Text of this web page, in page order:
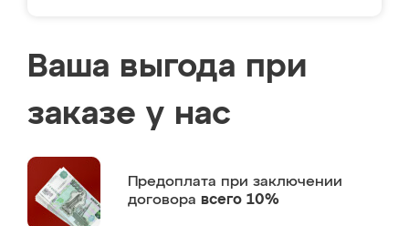
Ваша выгода при
заказе у нас
Предоплата при заключении
договора всего 10%